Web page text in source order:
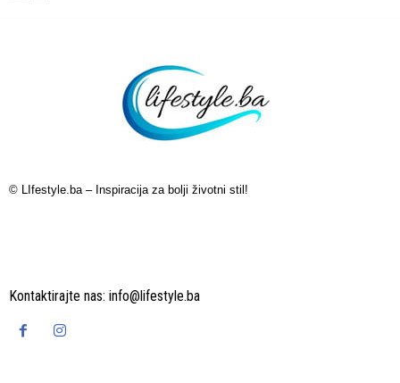
© LIfestyle.ba – Inspiracija za bolji životni stil!
Kontaktirajte nas: info@lifestyle.ba